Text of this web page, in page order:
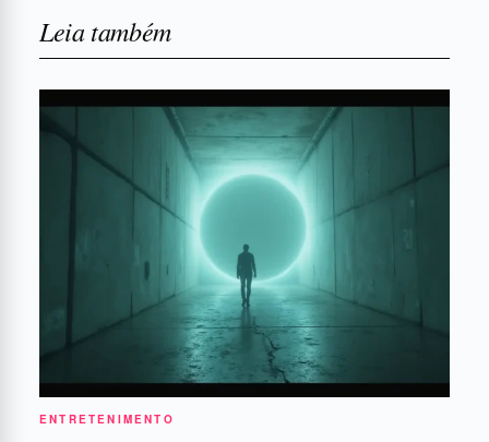
Leia também
ENTRETENIMENTO